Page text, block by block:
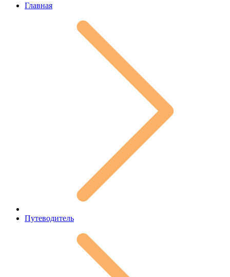
Главная
Путеводитель